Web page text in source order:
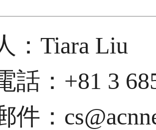
：Tiara Liu
話：+81 3
件：